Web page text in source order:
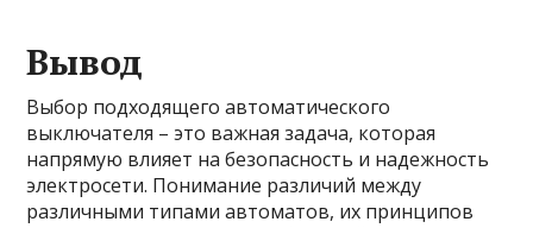
Вывод
Выбор подходящего автоматического
выключателя – это важная задача, которая
напрямую влияет на безопасность и надежность
электросети. Понимание различий между
различными типами автоматов, их принципов